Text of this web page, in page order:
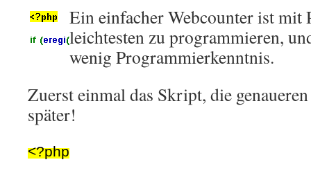
Ein einfacher Webcounter ist mit
leichtesten zu programmieren,
wenig Programmierkenntnis.
Zuerst einmal das Skript, die
später!
<?php